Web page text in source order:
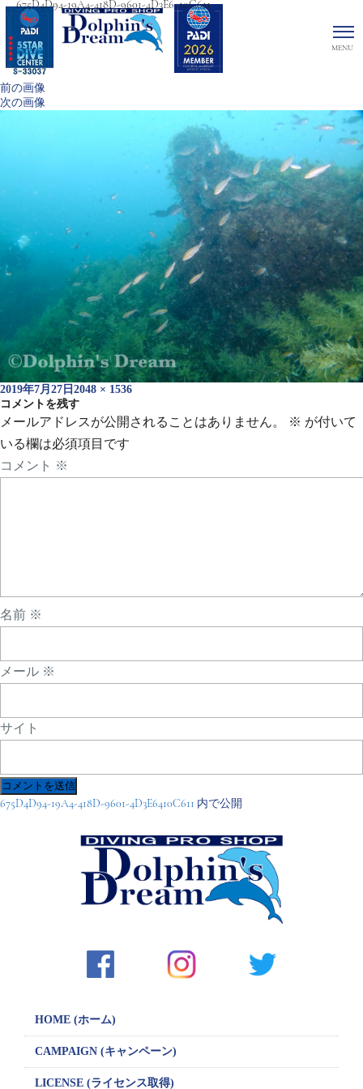
前の画像
次の画像
675D4D94-19A4-418D-9601-4D3E6410C611
投
稿
日:
2019年7月27日 フ
ル
サ
ズ
2048 × 1536
コメントを残す
メールアドレスが公開されることはありません。 ※ が付いて
いる欄は必須項目です
コメント ※
名前 ※
メール ※
サイト
投
675D4D94-19A4-418D-9601-4D3E6410C611 内で公開
HOME (ホーム)
CAMPAIGN (キャンペーン)
LICENSE (ライセンス取得)